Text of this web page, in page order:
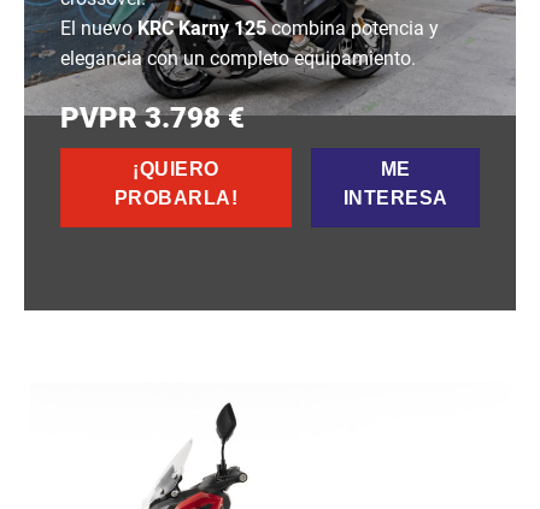
El nuevoKRC Karny 125combina potencia y
elegancia con un completo equipamiento.
PVPR 3.798 €
¡QUIERO
PROBARLA!
ME
INTERESA